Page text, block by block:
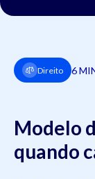
Direito 6
Modelo
quando